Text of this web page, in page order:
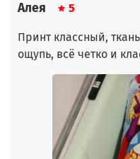
Алея 5
Принт классный,
ощупь, всё четко и